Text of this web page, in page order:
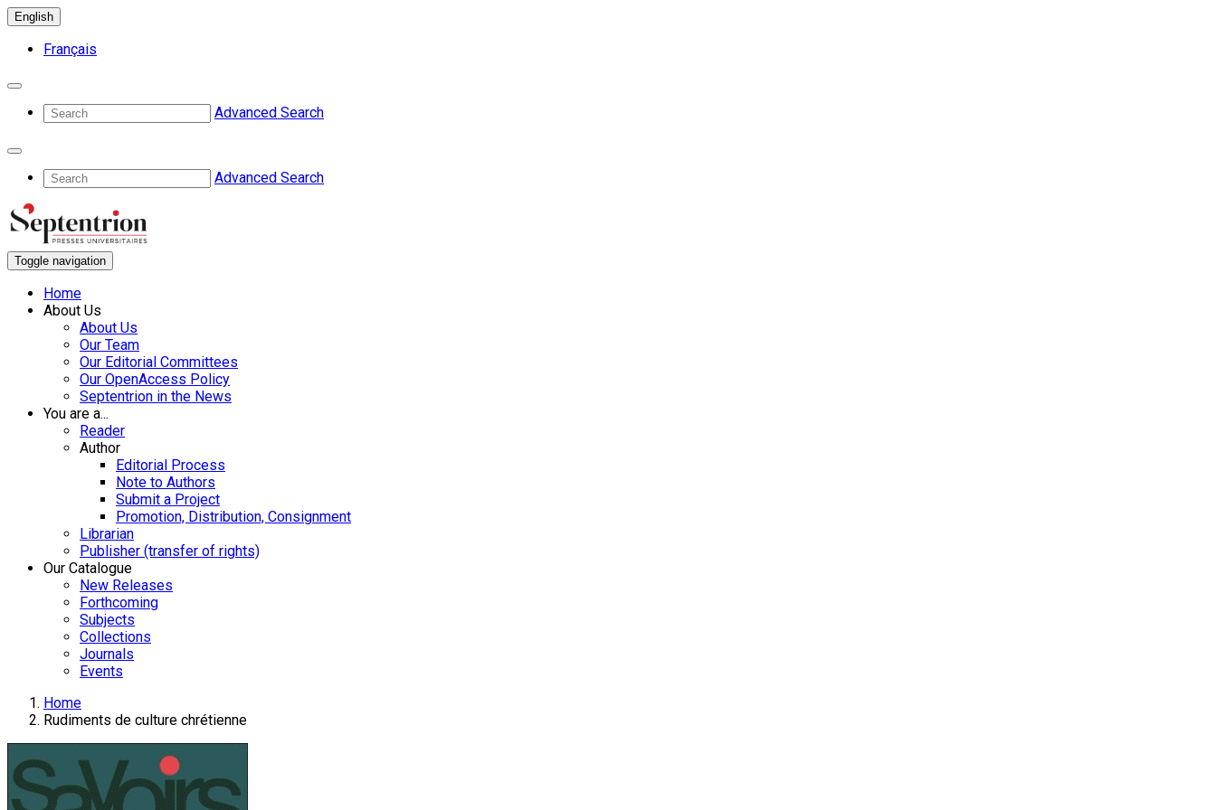
English
Français
Advanced Search
Advanced Search
Toggle navigation
Home
About Us
About Us
Our Team
Our Editorial Committees
Our OpenAccess Policy
Septentrion in the News
You are a...
Reader
Author
Editorial Process
Note to Authors
Submit a Project
Promotion, Distribution, Consignment
Librarian
Publisher (transfer of rights)
Our Catalogue
New Releases
Forthcoming
Subjects
Collections
Journals
Events
Home
Rudiments de culture chrétienne